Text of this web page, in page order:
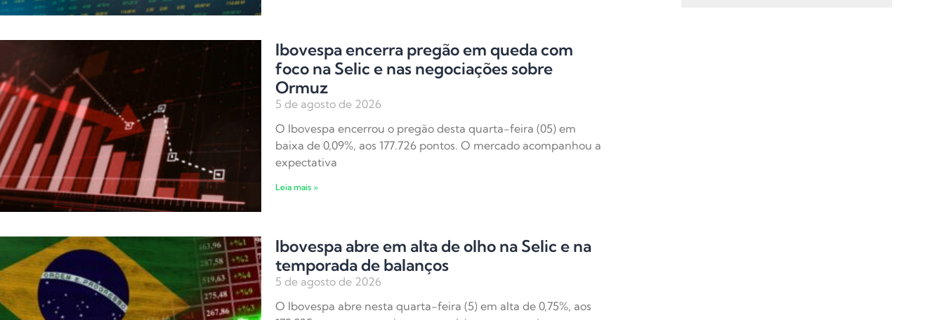
Ibovespa encerra pregão em queda com
foco na Selic e nas negociações sobre
Ormuz
5 de agosto de 2026
O Ibovespa encerrou o pregão desta quarta-feira (05) em
baixa de 0,09%, aos 177.726 pontos. O mercado acompanhou a
expectativa
Leia mais »
Ibovespa abre em alta de olho na Selic e na
temporada de balanços
5 de agosto de 2026
O Ibovespa abre nesta quarta-feira (5) em alta de 0,75%, aos